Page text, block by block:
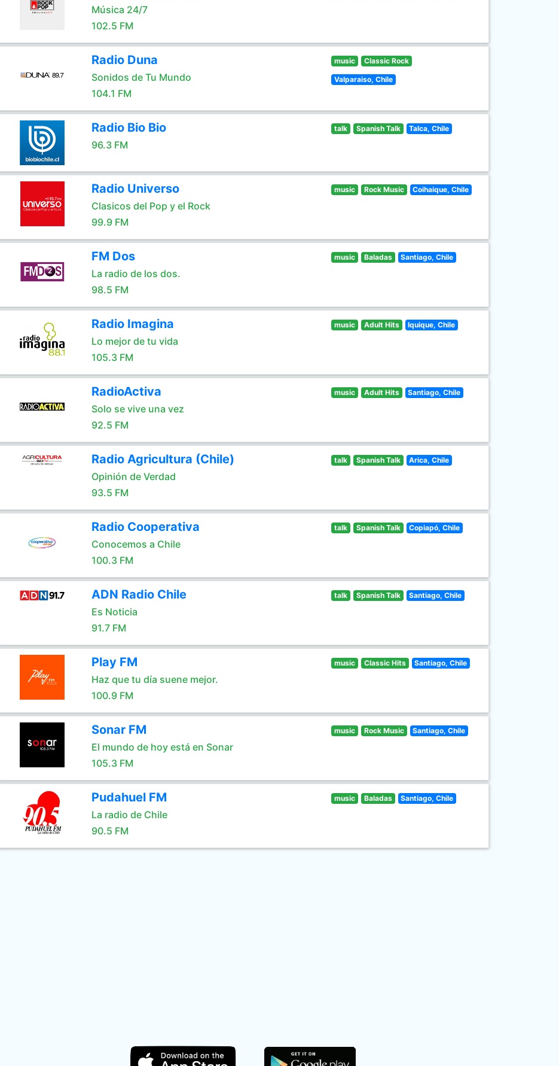
Música 24/7
102.5 FM
Radio Duna
Sonidos de Tu Mundo
104.1 FM
music Classic Rock
Valparaiso, Chile
Radio Bio Bio
96.3 FM
talk Spanish Talk Talca, Chile
Radio Universo
Clasicos del Pop y el Rock
99.9 FM
music Rock Music Coihaique, Chile
FM Dos
La radio de los dos.
98.5 FM
music Baladas Santiago, Chile
Radio Imagina
Lo mejor de tu vida
105.3 FM
music Adult Hits Iquique, Chile
RadioActiva
Solo se vive una vez
92.5 FM
music Adult Hits Santiago, Chile
Radio Agricultura (Chile)
Opinión de Verdad
93.5 FM
talk Spanish Talk Arica, Chile
Radio Cooperativa
Conocemos a Chile
100.3 FM
talk Spanish Talk Copiapó, Chile
ADN Radio Chile
Es Noticia
91.7 FM
talk Spanish Talk Santiago, Chile
Play FM
Haz que tu día suene mejor.
100.9 FM
music Classic Hits Santiago, Chile
Sonar FM
El mundo de hoy está en Sonar
105.3 FM
music Rock Music Santiago, Chile
Pudahuel FM
La radio de Chile
90.5 FM
music Baladas Santiago, Chile